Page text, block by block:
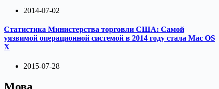
2014-07-02
Статистика Министерства торговли США: Самой
уязвимой операционной системой в 2014 году стала Mac OS
X
2015-07-28
Мова